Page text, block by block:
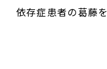
依存症患者の葛藤を